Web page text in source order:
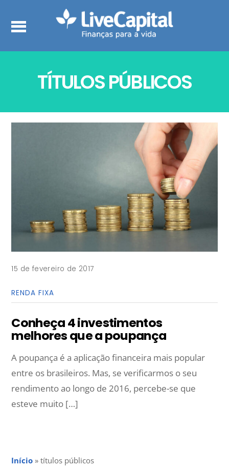
TÍTULOS PÚBLICOS
15 de fevereiro de 2017
RENDA FIXA
Conheça 4 investimentos
melhores que a poupança
A poupança é a aplicação financeira mais popular
entre os brasileiros. Mas, se verificarmos o seu
rendimento ao longo de 2016, percebe-se que
esteve muito […]
Início » títulos públicos